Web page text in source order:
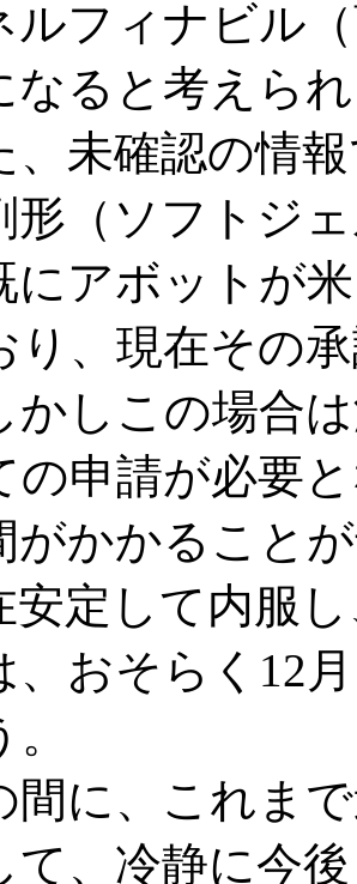
ルフィナビル
なると考えら
未確認の情
形（ソフトジ
にアボットが
り、現在その
かしこの場合
の申請が必要
がかかること
定して内服
、おそらく12
に、これま
て、冷静に今